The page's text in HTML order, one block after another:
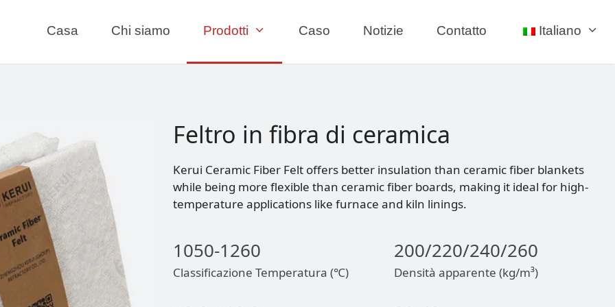
Casa Chi siamo Prodotti Caso Notizie Contatto Italiano
Feltro in fibra di ceramica
Kerui Ceramic Fiber Felt offers better insulation than ceramic fiber blankets
while being more flexible than ceramic fiber boards, making it ideal for high-
temperature applications like furnace and kiln linings.
1050-1260
Classificazione Temperatura (℃)
200/220/240/260
Densità apparente (kg/m³)